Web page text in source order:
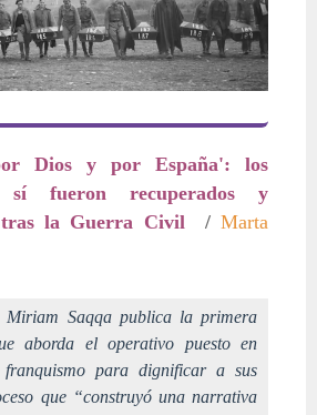
Dios y por España': los
sí fueron recuperados y
tras la Guerra Civil /Marta
Miriam Saqqa publica la primera
aborda el operativo puesto en
para dignificar a sus
que “construyó una narrativa